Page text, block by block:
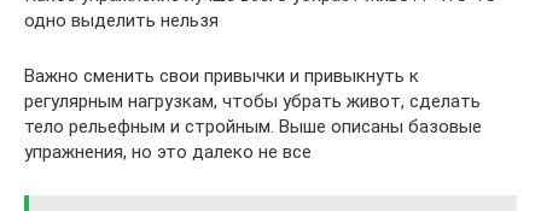
одно выделить нельзя
Важно сменить свои привычки и привыкнуть к
регулярным нагрузкам, чтобы убрать живот, сделать
тело рельефным и стройным. Выше описаны базовые
упражнения, но это далеко не все